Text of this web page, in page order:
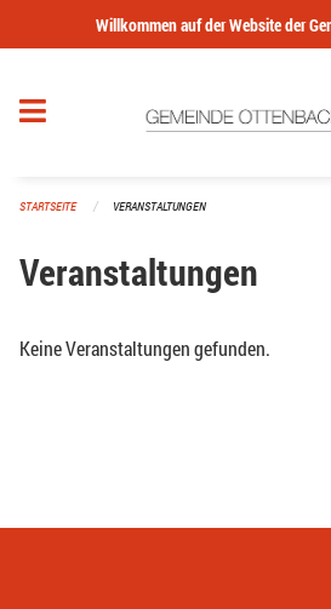
Navigation überspringen
Willkommen auf der Website der
STARTSEITE VERANSTALTUNGEN
Veranstaltungen
Keine Veranstaltungen gefunden.